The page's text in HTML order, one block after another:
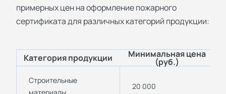
примерных цен на оформление пожарного
сертификата для различных категорий продукции:
Категория продукции Минимальная цена
(руб.)
Строительные
20 000